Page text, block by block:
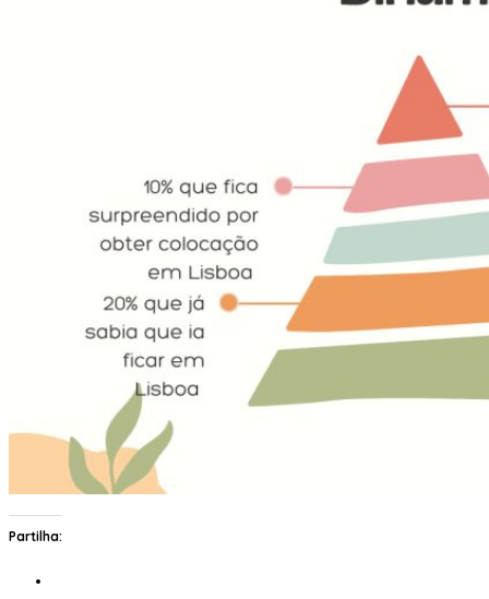
Partilha: